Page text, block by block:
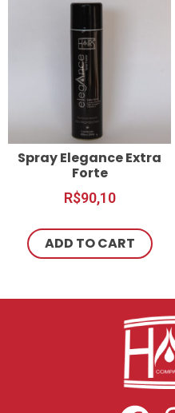
Spray Elegance Extra
Forte
R$90,10
ADD TO CART